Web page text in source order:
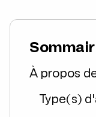
À propos
Type(s)